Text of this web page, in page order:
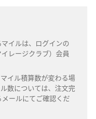
イルは、ログインの
レージクラブ）会員
イル積算数が変わる場
数については、注文完
ールにてご確認くだ